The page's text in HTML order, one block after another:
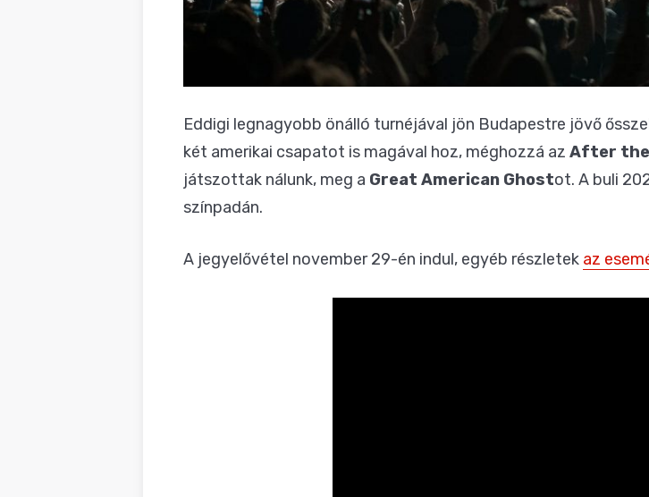
Eddigi legnagyobb önálló turnéjával jön Budapestre jövő
két amerikai csapatot is magával hoz, méghozzá az After the
játszottak nálunk, meg a Great American Ghostot. A buli
színpadán.
A jegyelővétel november 29-én indul, egyéb részletek az